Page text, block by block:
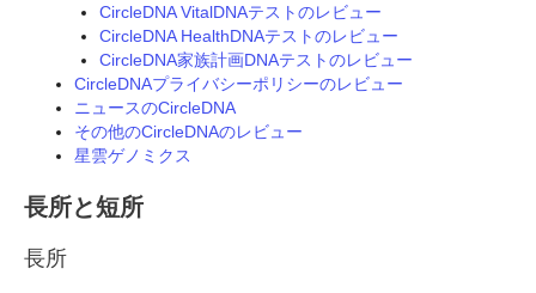
CircleDNA VitalDNAテストのレビュー
CircleDNA HealthDNAテストのレビュー
CircleDNA家族計画DNAテストのレビュー
CircleDNAプライバシーポリシーのレビュー
ニュースのCircleDNA
その他のCircleDNAのレビュー
星雲ゲノミクス
長所と短所
長所